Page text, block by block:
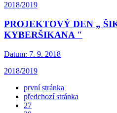
2018/2019
PROJEKTOVÝ DEN „
KYBERŠIKANA "
Datum: 7. 9. 2018
2018/2019
první stránka
předchozí stránka
27